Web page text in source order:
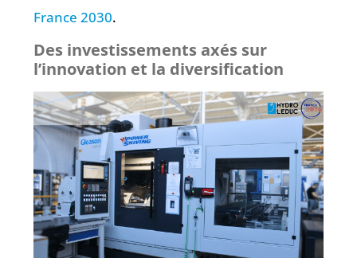
France 2030.
Des investissements axés sur
l’innovation et la diversification